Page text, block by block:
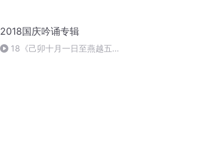
2018国庆吟诵专辑
18《己卯十月一日至燕越五